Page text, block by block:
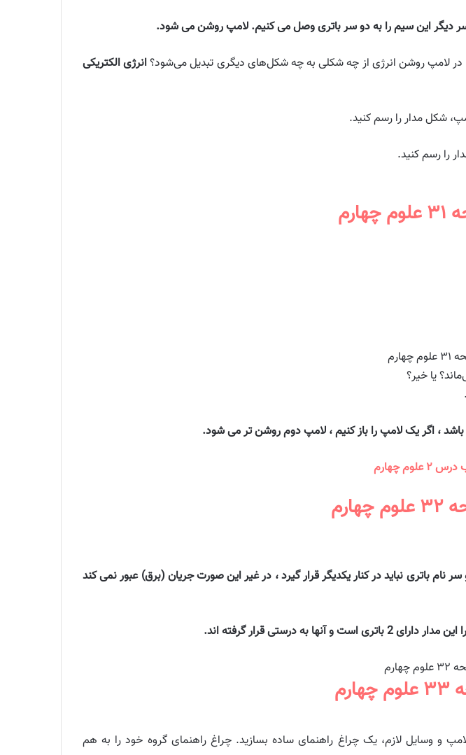
دیگر این سیم را به دو سر باتری وصل می کنیم. لامپ روشن می شود.
در لامپ روشن انرژی از چه شکلی به چه شکل‌های دیگری تبدیل می‌شود؟انرژی الکتریکی
، اگر یک لامپ را باز کنیم ، لامپ دوم روشن تر می شود.
علوم چهارم
باتری نباید در کنار یکدیگر قرار گیرد ، در غیر این صورت جریان (برق) عبور نمی کند
درستی قرار گرفته اند.
و وسایل لازم، یک چراغ راهنمای ساده بسازید. چراغ راهنمای گروه خود را به هم